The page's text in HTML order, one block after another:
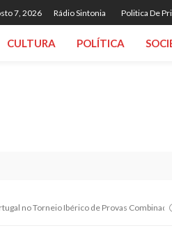
7, 2026 Rádio Sintonia Politica De
CULTURA POLÍTICA
no Torneio Ibérico de Provas